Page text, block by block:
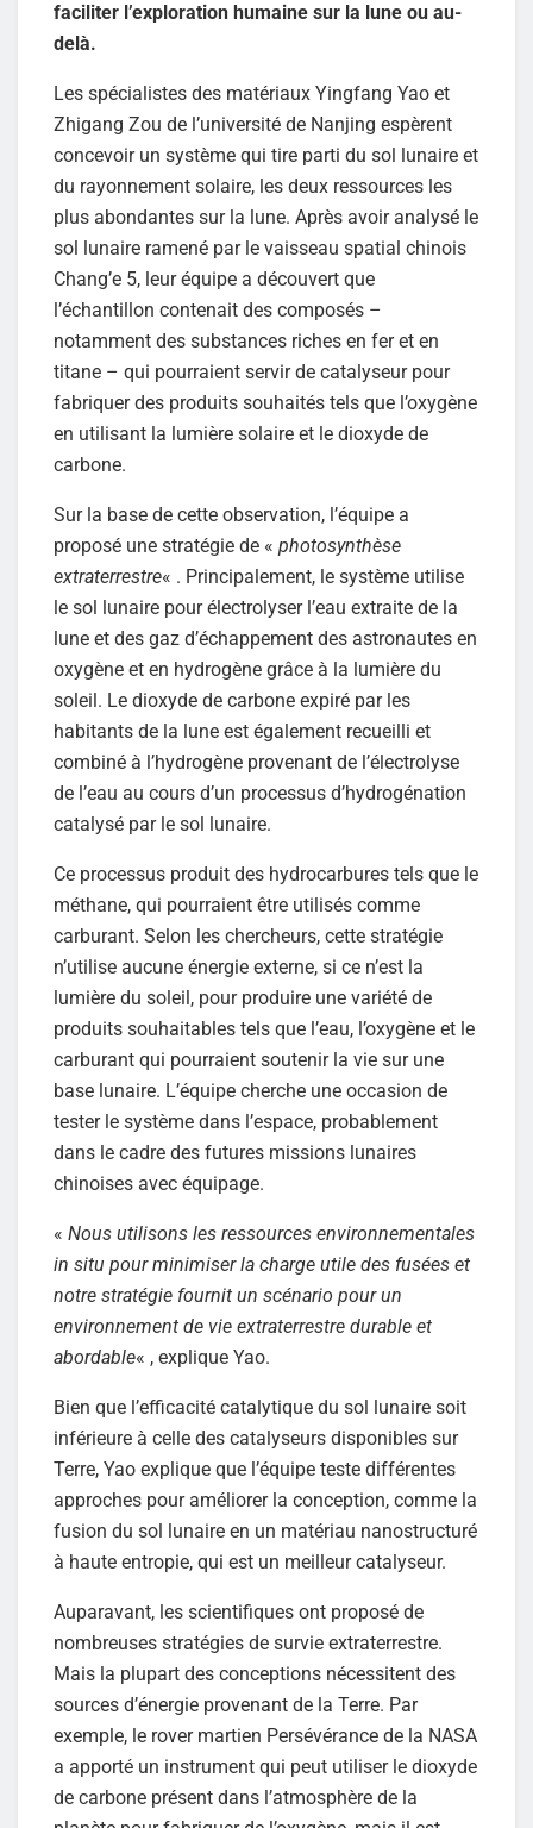
faciliter l’exploration humaine sur la lune ou au-
delà.
Les spécialistes des matériaux Yingfang Yao et
Zhigang Zou de l’université de Nanjing espèrent
concevoir un système qui tire parti du sol lunaire et
du rayonnement solaire, les deux ressources les
plus abondantes sur la lune. Après avoir analysé le
sol lunaire ramené par le vaisseau spatial chinois
Chang’e 5, leur équipe a découvert que
l’échantillon contenait des composés –
notamment des substances riches en fer et en
titane – qui pourraient servir de catalyseur pour
fabriquer des produits souhaités tels que l’oxygène
en utilisant la lumière solaire et le dioxyde de
carbone.
Sur la base de cette observation, l’équipe a
proposé une stratégie de « photosynthèse
extraterrestre« . Principalement, le système utilise
le sol lunaire pour électrolyser l’eau extraite de la
lune et des gaz d’échappement des astronautes en
oxygène et en hydrogène grâce à la lumière du
soleil. Le dioxyde de carbone expiré par les
habitants de la lune est également recueilli et
combiné à l’hydrogène provenant de l’électrolyse
de l’eau au cours d’un processus d’hydrogénation
catalysé par le sol lunaire.
Ce processus produit des hydrocarbures tels que le
méthane, qui pourraient être utilisés comme
carburant. Selon les chercheurs, cette stratégie
n’utilise aucune énergie externe, si ce n’est la
lumière du soleil, pour produire une variété de
produits souhaitables tels que l’eau, l’oxygène et le
carburant qui pourraient soutenir la vie sur une
base lunaire. L’équipe cherche une occasion de
tester le système dans l’espace, probablement
dans le cadre des futures missions lunaires
chinoises avec équipage.
« Nous utilisons les ressources environnementales
in situ pour minimiser la charge utile des fusées et
notre stratégie fournit un scénario pour un
environnement de vie extraterrestre durable et
abordable« , explique Yao.
Bien que l’efficacité catalytique du sol lunaire soit
inférieure à celle des catalyseurs disponibles sur
Terre, Yao explique que l’équipe teste différentes
approches pour améliorer la conception, comme la
fusion du sol lunaire en un matériau nanostructuré
à haute entropie, qui est un meilleur catalyseur.
Auparavant, les scientifiques ont proposé de
nombreuses stratégies de survie extraterrestre.
Mais la plupart des conceptions nécessitent des
sources d’énergie provenant de la Terre. Par
exemple, le rover martien Persévérance de la NASA
a apporté un instrument qui peut utiliser le dioxyde
de carbone présent dans l’atmosphère de la